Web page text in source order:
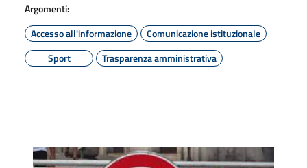
Argomenti:
Accesso all'informazione
Comunicazione istituzionale
Sport
Trasparenza amministrativa